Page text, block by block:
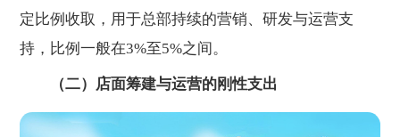
定比例收取，用于总部持续的营销、研发与运营支
持，比例一般在3%至5%之间。
（二）店面筹建与运营的刚性支出